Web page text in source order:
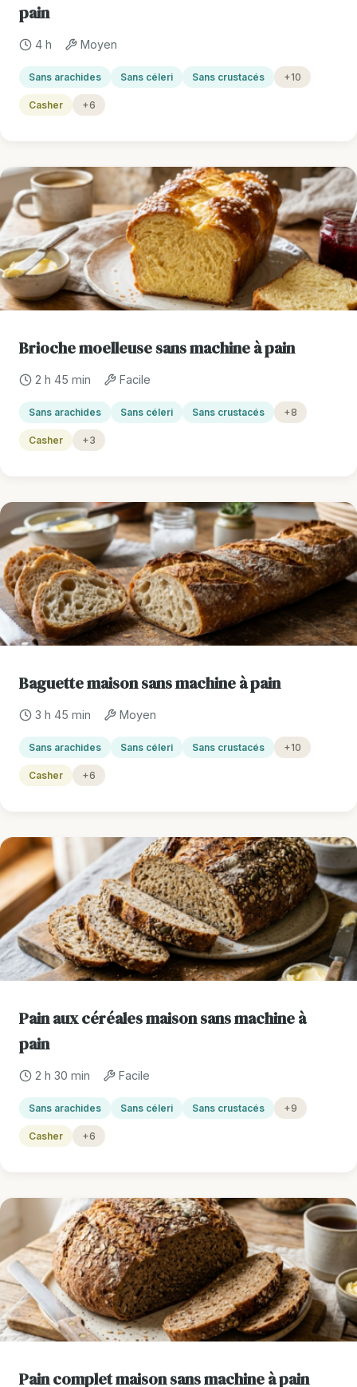
pain
4 h Moyen
Sans arachides Sans céleri Sans crustacés +10
Casher +6
Brioche moelleuse sans machine à pain
2 h 45 min Facile
Sans arachides Sans céleri Sans crustacés +8
Casher +3
Baguette maison sans machine à pain
3 h 45 min Moyen
Sans arachides Sans céleri Sans crustacés +10
Casher +6
Pain aux céréales maison sans machine à
pain
2 h 30 min Facile
Sans arachides Sans céleri Sans crustacés +9
Casher +6
Pain complet maison sans machine à pain